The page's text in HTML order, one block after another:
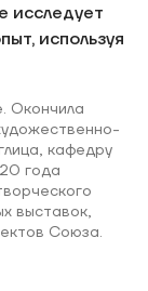
исследует
используя
Окончила
кафедру
года
выставок,
Союза.